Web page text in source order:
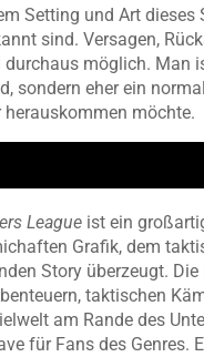
Setting und Art dieses
sind. Versagen,
durchaus möglich. Man
sondern eher ein
herauskommen möchte.
League ist ein
Grafik, dem
Story überzeugt.
taktischen
am Rande des
für Fans des Genres.